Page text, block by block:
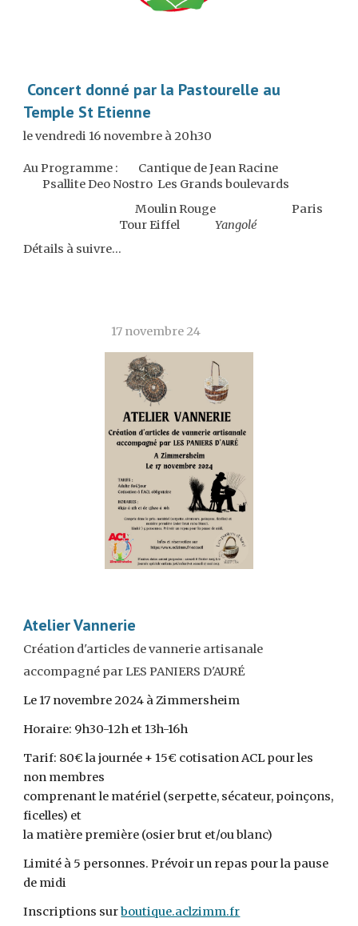
Concert donné par la Pastourelle au
Temple St Etienne
le vendredi 16 novembre à 20h30
Au Programme :
Cantique de Jean Racine
Psallite Deo Nostro Les Grands boulevards
Moulin Rouge
Paris
Tour Eiffel
Yangolé
Détails à suivre...
17 novembre 24
Atelier Vannerie
Création d'articles de vannerie artisanale
accompagné par LES PANIERS D'AURÉ
Le 17 novembre 2024 à Zimmersheim
Horaire: 9h30-12h et 13h-16h
Tarif: 80€ la journée + 15€ cotisation ACL pour les
non membres
comprenant le matériel (serpette, sécateur, poinçons,
ficelles) et
la matière première (osier brut et/ou blanc)
Limité à 5 personnes. Prévoir un repas pour la pause
de midi
Inscriptions surboutique.aclzimm.fr